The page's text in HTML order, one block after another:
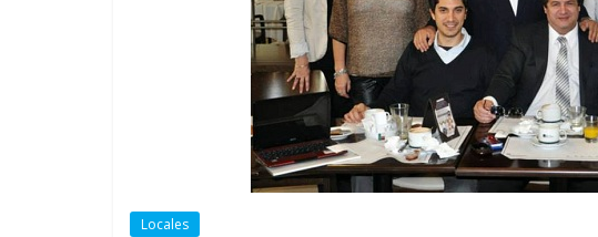
Locales